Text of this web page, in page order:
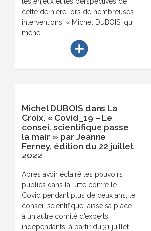
cette dernière lors de nombreuses
interventions. « Michel DUBOIS, qui
mène…
add_circle
Michel DUBOIS dans La
Croix, « Covid_19 – Le
conseil scientifique passe
la main » par Jeanne
Ferney, édition du 22 juillet
2022
Après avoir éclairé les pouvoirs
publics dans la lutte contre le
Covid pendant plus de deux ans, le
conseil scientifique laisse sa place
à un autre comité d’experts
indépendants, à partir du 31 juillet.